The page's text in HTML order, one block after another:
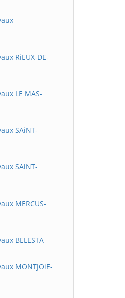
RiEUX-DE-
LE MAS-
SAiNT-
SAiNT-
MERCUS-
BELESTA
MONTJOiE-